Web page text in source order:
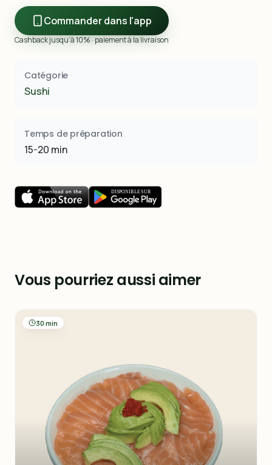
Commander dans l'app
Cashback jusqu’à 10% · paiement à la livraison
Catégorie
Sushi
Temps de préparation
15-20 min
Vous pourriez aussi aimer
30 min